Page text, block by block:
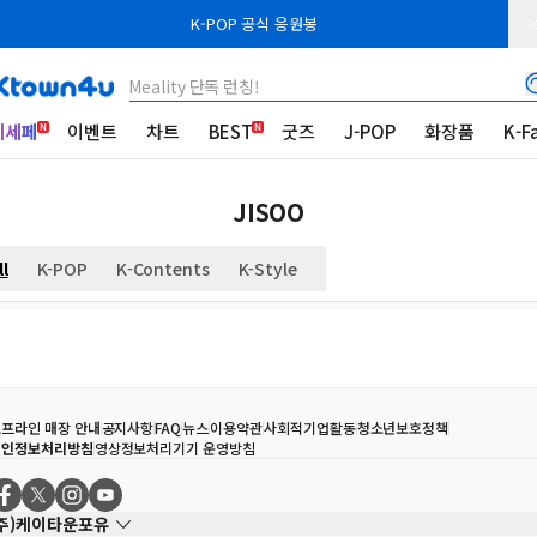
K-POP 공식 응원봉
Meality 단독 런칭!
세페 이벤트 차트 BEST 굿즈 J-POP 화장품 K-
JISOO
K-POP K-Contents K-Style
라인 매장 안내공지사항FAQ뉴스이용약관사회적기업활동청소년보호정책
정보처리방침영상정보처리기기 운영방침
)케이타운포유